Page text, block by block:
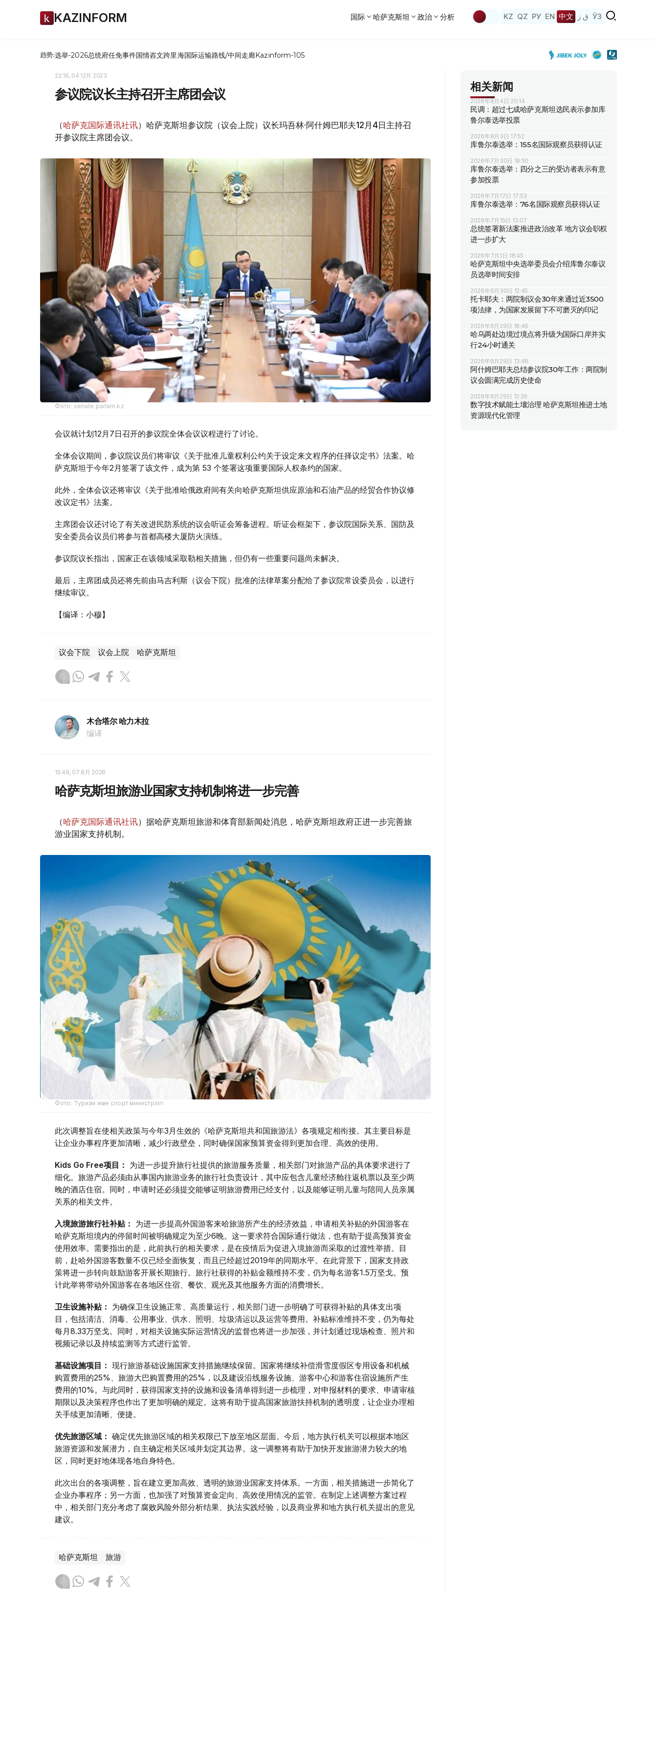
KAZINFORM 国际 哈萨克斯坦 政治 分析 KZ QZ РУ EN 中文 ق ز ЎЗ
趋势:选举-2026总统府任免事件国情咨文跨里海国际运输路线/中间走廊Kazinform-105
22:16, 04 12月 2023
参议院议长主持召开主席团会议
（哈萨克国际通讯社讯）哈萨克斯坦参议院（议会上院）议长玛吾林·阿什姆巴耶夫12月4日主持召
开参议院主席团会议。
Фото: senate.parlam.kz
会议就计划12月7日召开的参议院全体会议议程进行了讨论。
全体会议期间，参议院议员们将审议《关于批准儿童权利公约关于设定来文程序的任择议定书》法案。哈
萨克斯坦于今年2月签署了该文件，成为第 53 个签署这项重要国际人权条约的国家。
此外，全体会议还将审议《关于批准哈俄政府间有关向哈萨克斯坦供应原油和石油产品的经贸合作协议修
改议定书》法案。
主席团会议还讨论了有关改进民防系统的议会听证会筹备进程。听证会框架下，参议院国际关系、国防及
安全委员会议员们将参与首都高楼大厦防火演练。
参议院议长指出，国家正在该领域采取勒相关措施，但仍有一些重要问题尚未解决。
最后，主席团成员还将先前由马吉利斯（议会下院）批准的法律草案分配给了参议院常设委员会，以进行
继续审议。
【编译：小穆】
议会下院 议会上院 哈萨克斯坦
木合塔尔 哈力木拉
编译
15:49, 07 8月 2026
哈萨克斯坦旅游业国家支持机制将进一步完善
（哈萨克国际通讯社讯）据哈萨克斯坦旅游和体育部新闻处消息，哈萨克斯坦政府正进一步完善旅
游业国家支持机制。
Фото: Туризм және спорт министрлігі
此次调整旨在使相关政策与今年3月生效的《哈萨克斯坦共和国旅游法》各项规定相衔接。其主要目标是
让企业办事程序更加清晰，减少行政壁垒，同时确保国家预算资金得到更加合理、高效的使用。
Kids Go Free项目： 为进一步提升旅行社提供的旅游服务质量，相关部门对旅游产品的具体要求进行了
细化。旅游产品必须由从事国内旅游业务的旅行社负责设计，其中应包含儿童经济舱往返机票以及至少两
晚的酒店住宿。同时，申请时还必须提交能够证明旅游费用已经支付，以及能够证明儿童与陪同人员亲属
关系的相关文件。
入境旅游旅行社补贴： 为进一步提高外国游客来哈旅游所产生的经济效益，申请相关补贴的外国游客在
哈萨克斯坦境内的停留时间被明确规定为至少6晚。这一要求符合国际通行做法，也有助于提高预算资金
使用效率。需要指出的是，此前执行的相关要求，是在疫情后为促进入境旅游而采取的过渡性举措。目
前，赴哈外国游客数量不仅已经全面恢复，而且已经超过2019年的同期水平。在此背景下，国家支持政
策将进一步转向鼓励游客开展长期旅行。旅行社获得的补贴金额维持不变，仍为每名游客1.5万坚戈。预
计此举将带动外国游客在各地区住宿、餐饮、观光及其他服务方面的消费增长。
卫生设施补贴： 为确保卫生设施正常、高质量运行，相关部门进一步明确了可获得补贴的具体支出项
目，包括清洁、消毒、公用事业、供水、照明、垃圾清运以及运营等费用。补贴标准维持不变，仍为每处
每月8.33万坚戈。同时，对相关设施实际运营情况的监督也将进一步加强，并计划通过现场检查、照片和
视频记录以及持续监测等方式进行监管。
基础设施项目： 现行旅游基础设施国家支持措施继续保留。国家将继续补偿滑雪度假区专用设备和机械
购置费用的25%、旅游大巴购置费用的25%，以及建设沿线服务设施、游客中心和游客住宿设施所产生
费用的10%。与此同时，获得国家支持的设施和设备清单得到进一步梳理，对申报材料的要求、申请审核
期限以及决策程序也作出了更加明确的规定。这将有助于提高国家旅游扶持机制的透明度，让企业办理相
关手续更加清晰、便捷。
优先旅游区域： 确定优先旅游区域的相关权限已下放至地区层面。今后，地方执行机关可以根据本地区
旅游资源和发展潜力，自主确定相关区域并划定其边界。这一调整将有助于加快开发旅游潜力较大的地
区，同时更好地体现各地自身特色。
此次出台的各项调整，旨在建立更加高效、透明的旅游业国家支持体系。一方面，相关措施进一步简化了
企业办事程序；另一方面，也加强了对预算资金定向、高效使用情况的监管。在制定上述调整方案过程
中，相关部门充分考虑了腐败风险外部分析结果、执法实践经验，以及商业界和地方执行机关提出的意见
建议。
哈萨克斯坦 旅游
相关新闻
2026年8月4日 20:14
民调：超过七成哈萨克斯坦选民表示参加库
鲁尔泰选举投票
2026年8月3日 17:52
库鲁尔泰选举：155名国际观察员获得认证
2026年7月30日 18:50
库鲁尔泰选举：四分之三的受访者表示有意
参加投票
2026年7月17日 17:53
库鲁尔泰选举：76名国际观察员获得认证
2026年7月15日 13:07
总统签署新法案推进政治改革 地方议会职权
进一步扩大
2026年7月1日 18:45
哈萨克斯坦中央选举委员会介绍库鲁尔泰议
员选举时间安排
2026年6月30日 12:45
托卡耶夫：两院制议会30年来通过近3500
项法律，为国家发展留下不可磨灭的印记
2026年6月29日 18:46
哈乌两处边境过境点将升级为国际口岸并实
行24小时通关
2026年6月29日 13:46
阿什姆巴耶夫总结参议院30年工作：两院制
议会圆满完成历史使命
2026年6月29日 12:29
数字技术赋能土壤治理 哈萨克斯坦推进土地
资源现代化管理